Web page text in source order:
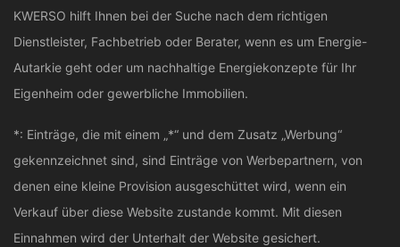
KWERSO hilft Ihnen bei der Suche nach dem richtigen
Dienstleister, Fachbetrieb oder Berater, wenn es um Energie-
Autarkie geht oder um nachhaltige Energiekonzepte für Ihr
Eigenheim oder gewerbliche Immobilien.
*: Einträge, die mit einem „*“ und dem Zusatz „Werbung“
gekennzeichnet sind, sind Einträge von Werbepartnern, von
denen eine kleine Provision ausgeschüttet wird, wenn ein
Verkauf über diese Website zustande kommt. Mit diesen
Einnahmen wird der Unterhalt der Website gesichert.